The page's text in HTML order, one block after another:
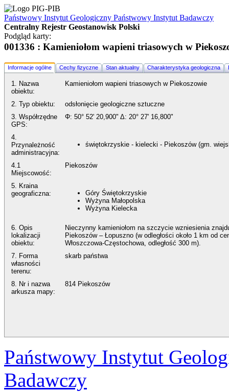
Państwowy Instytut Geologiczny Państwowy Instytut Badawczy
Centralny Rejestr Geostanowisk Polski
Podgląd karty:
001336 : Kamieniołom wapieni triasowych w
Informacje ogólne Cechy fizyczne Stan aktualny Charakterystyka geologiczna
1. Nazwa
obiektu:
Kamieniołom wapieni triasowych w Piekoszowie
2. Typ obiektu:
odsłonięcie geologiczne sztuczne
3. Współrzędne
GPS:
Φ: 50° 52' 20,900" Δ: 20° 27' 16,800"
4.
Przynależność
administracyjna:
świętokrzyskie - kielecki - Piekoszów (gm.
4.1
Miejscowość:
Piekoszów
5. Kraina
geograficzna:
Góry Świętokrzyskie
Wyżyna Małopolska
Wyżyna Kielecka
6. Opis
lokalizacji
obiektu:
Nieczynny kamieniołom na szczycie wzniesienia
Piekoszów – Łopuszno (w odległości około 1 km od
Włoszczowa-Częstochowa, odległość 300 m).
7. Forma
własności
terenu:
skarb państwa
8. Nr i nazwa
arkusza mapy:
814 Piekoszów
Państwowy Instytut
Badawczy